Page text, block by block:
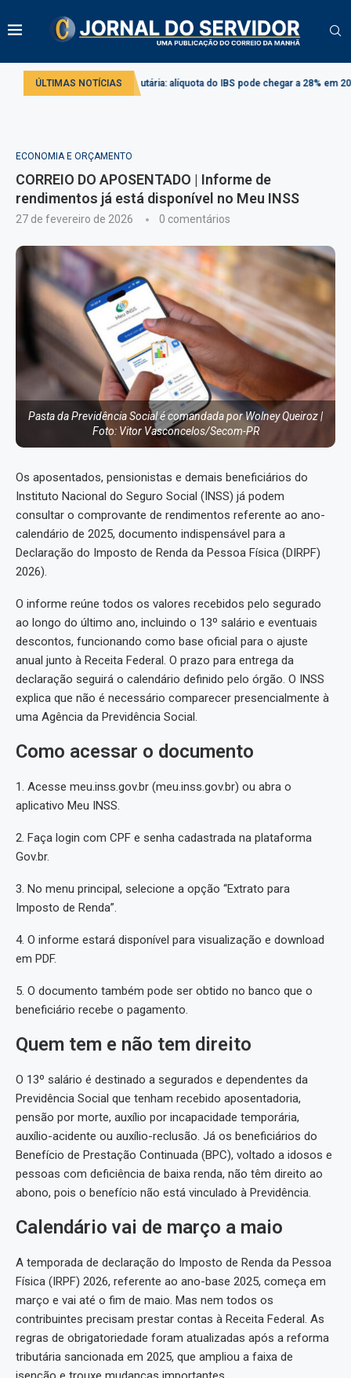
ÚLTIMAS NOTÍCIAS
Reforma tributária: alíquota do IBS pode chegar a 28% em 2033 Projeto
ECONOMIA E ORÇAMENTO
CORREIO DO APOSENTADO | Informe de
rendimentos já está disponível no Meu INSS
27 de fevereiro de 2026 0 comentários
Pasta da Previdência Social é comandada por Wolney Queiroz |
Foto: Vitor Vasconcelos/Secom-PR
Os aposentados, pensionistas e demais beneficiários do
Instituto Nacional do Seguro Social (INSS) já podem
consultar o comprovante de rendimentos referente ao ano-
calendário de 2025, documento indispensável para a
Declaração do Imposto de Renda da Pessoa Física (DIRPF)
2026).
O informe reúne todos os valores recebidos pelo segurado
ao longo do último ano, incluindo o 13º salário e eventuais
descontos, funcionando como base oficial para o ajuste
anual junto à Receita Federal. O prazo para entrega da
declaração seguirá o calendário definido pelo órgão. O INSS
explica que não é necessário comparecer presencialmente à
uma Agência da Previdência Social.
Como acessar o documento
1. Acesse meu.inss.gov.br (meu.inss.gov.br) ou abra o
aplicativo Meu INSS.
2. Faça login com CPF e senha cadastrada na plataforma
Gov.br.
3. No menu principal, selecione a opção “Extrato para
Imposto de Renda”.
4. O informe estará disponível para visualização e download
em PDF.
5. O documento também pode ser obtido no banco que o
beneficiário recebe o pagamento.
Quem tem e não tem direito
O 13º salário é destinado a segurados e dependentes da
Previdência Social que tenham recebido aposentadoria,
pensão por morte, auxílio por incapacidade temporária,
auxílio-acidente ou auxílio-reclusão. Já os beneficiários do
Benefício de Prestação Continuada (BPC), voltado a idosos e
pessoas com deficiência de baixa renda, não têm direito ao
abono, pois o benefício não está vinculado à Previdência.
Calendário vai de março a maio
A temporada de declaração do Imposto de Renda da Pessoa
Física (IRPF) 2026, referente ao ano-base 2025, começa em
março e vai até o fim de maio. Mas nem todos os
contribuintes precisam prestar contas à Receita Federal. As
regras de obrigatoriedade foram atualizadas após a reforma
tributária sancionada em 2025, que ampliou a faixa de